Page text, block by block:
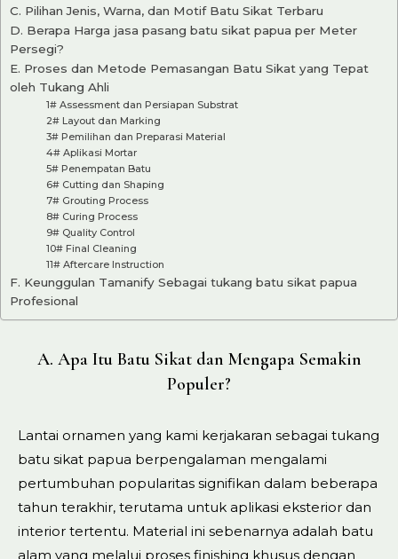
C. Pilihan Jenis, Warna, dan Motif Batu Sikat Terbaru
D. Berapa Harga jasa pasang batu sikat papua per Meter
Persegi?
E. Proses dan Metode Pemasangan Batu Sikat yang Tepat
oleh Tukang Ahli
1# Assessment dan Persiapan Substrat
2# Layout dan Marking
3# Pemilihan dan Preparasi Material
4# Aplikasi Mortar
5# Penempatan Batu
6# Cutting dan Shaping
7# Grouting Process
8# Curing Process
9# Quality Control
10# Final Cleaning
11# Aftercare Instruction
F. Keunggulan Tamanify Sebagai tukang batu sikat papua
Profesional
A. Apa Itu Batu Sikat dan Mengapa Semakin
Populer?
Lantai ornamen yang kami kerjakaran sebagai tukang
batu sikat papua berpengalaman mengalami
pertumbuhan popularitas signifikan dalam beberapa
tahun terakhir, terutama untuk aplikasi eksterior dan
interior tertentu. Material ini sebenarnya adalah batu
alam yang melalui proses finishing khusus dengan